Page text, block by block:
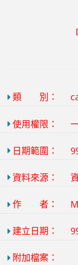
類 別：
使用權限：
日期範圍：
資料來源：
作 者：
建立日期：
附加檔案：